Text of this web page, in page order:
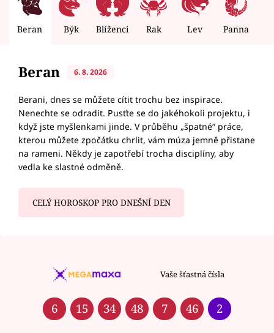
Beran Býk Blíženci Rak Lev Panna
Beran 6. 8. 2026
Berani, dnes se můžete cítit trochu bez inspirace.
Nenechte se odradit. Pusťte se do jakéhokoli projektu, i
když jste myšlenkami jinde. V průběhu „špatné“ práce,
kterou můžete zpočátku chrlit, vám múza jemně přistane
na rameni. Někdy je zapotřebí trocha disciplíny, aby
vedla ke slastné odměně.
CELÝ HOROSKOP PRO DNEŠNÍ DEN
Vaše šťastná čísla
6 15 34 48 7 46 2